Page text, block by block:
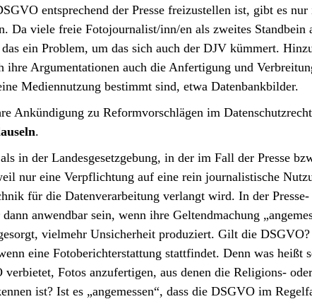
entsprechend der Presse freizustellen ist, gibt es nur
Da viele freie Fotojournalist/inn/en als zweites Standbein
ein Problem, um das sich auch der DJV kümmert.
ihre Argumentationen auch die Anfertigung und
Mediennutzung bestimmt sind, etwa Datenbankbilder.
Ankündigung zu Reformvorschlägen im
.
in der Landesgesetzgebung, in der im Fall der Presse
nur eine Verpflichtung auf eine rein journalistische
für die Datenverarbeitung verlangt wird. In der
anwendbar sein, wenn ihre Geltendmachung
vielmehr Unsicherheit produziert. Gilt die
eine Fotoberichterstattung stattfindet. Denn was heißt
verbietet, Fotos anzufertigen, aus denen die Religions- oder
ist? Ist es „angemessen“, dass die DSGVO im